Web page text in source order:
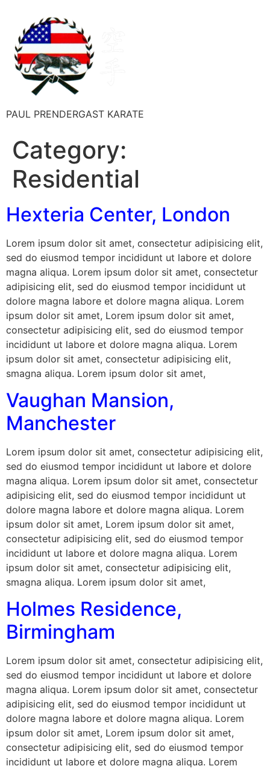
PAUL PRENDERGAST KARATE
Category:
Residential
Hexteria Center, London
Lorem ipsum dolor sit amet, consectetur adipisicing elit,
sed do eiusmod tempor incididunt ut labore et dolore
magna aliqua. Lorem ipsum dolor sit amet, consectetur
adipisicing elit, sed do eiusmod tempor incididunt ut
dolore magna labore et dolore magna aliqua. Lorem
ipsum dolor sit amet, Lorem ipsum dolor sit amet,
consectetur adipisicing elit, sed do eiusmod tempor
incididunt ut labore et dolore magna aliqua. Lorem
ipsum dolor sit amet, consectetur adipisicing elit,
smagna aliqua. Lorem ipsum dolor sit amet,
Vaughan Mansion,
Manchester
Lorem ipsum dolor sit amet, consectetur adipisicing elit,
sed do eiusmod tempor incididunt ut labore et dolore
magna aliqua. Lorem ipsum dolor sit amet, consectetur
adipisicing elit, sed do eiusmod tempor incididunt ut
dolore magna labore et dolore magna aliqua. Lorem
ipsum dolor sit amet, Lorem ipsum dolor sit amet,
consectetur adipisicing elit, sed do eiusmod tempor
incididunt ut labore et dolore magna aliqua. Lorem
ipsum dolor sit amet, consectetur adipisicing elit,
smagna aliqua. Lorem ipsum dolor sit amet,
Holmes Residence,
Birmingham
Lorem ipsum dolor sit amet, consectetur adipisicing elit,
sed do eiusmod tempor incididunt ut labore et dolore
magna aliqua. Lorem ipsum dolor sit amet, consectetur
adipisicing elit, sed do eiusmod tempor incididunt ut
dolore magna labore et dolore magna aliqua. Lorem
ipsum dolor sit amet, Lorem ipsum dolor sit amet,
consectetur adipisicing elit, sed do eiusmod tempor
incididunt ut labore et dolore magna aliqua. Lorem